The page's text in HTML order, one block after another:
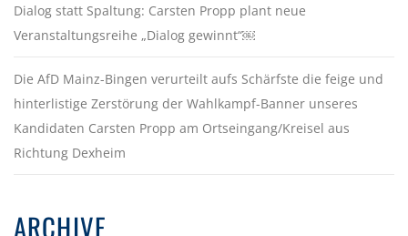
Dialog statt Spaltung: Carsten Propp plant neue
Veranstaltungsreihe „Dialog gewinnt“￼
Die AfD Mainz-Bingen verurteilt aufs Schärfste die feige und
hinterlistige Zerstörung der Wahlkampf-Banner unseres
Kandidaten Carsten Propp am Ortseingang/Kreisel aus
Richtung Dexheim
ARCHIVE